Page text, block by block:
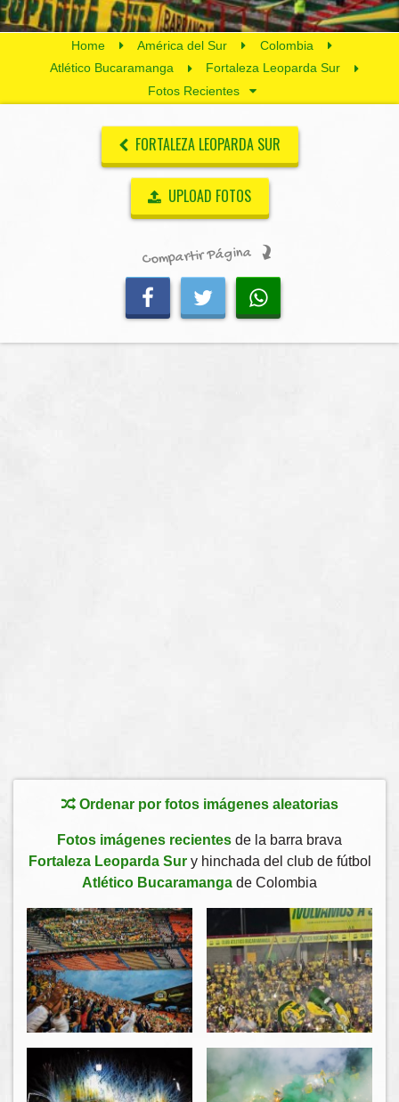
Home América del Sur
Colombia
Atlético Bucaramanga
Fortaleza Leoparda Sur
Fotos Recientes
FORTALEZA LEOPARDA SUR
UPLOAD FOTOS
Compartir Página
Ordenar por fotos imágenes aleatorias
Fotos imágenes recientes de la barra brava
Fortaleza Leoparda Sury hinchada del club de fútbol
Atlético Bucaramanga de Colombia